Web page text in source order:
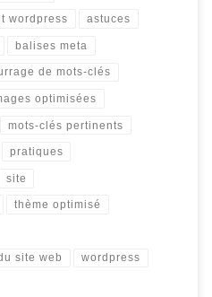
wordpress astuces
balises meta
de mots-clés
optimisées
mots-clés pertinents
pratiques
site
thème optimisé
site web wordpress